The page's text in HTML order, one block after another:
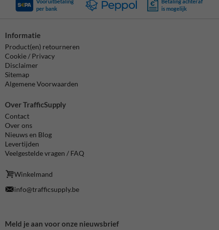
per bank
is mogelijk
Informatie
Product(en) retourneren
Cookie / Privacy
Disclaimer
Sitemap
Algemene Voorwaarden
Over TrafficSupply
Contact
Over ons
Nieuws en Blog
Levertijden
Veelgestelde vragen / FAQ
Winkelmand
info@trafficsupply.be
Meld je aan voor onze nieuwsbrief